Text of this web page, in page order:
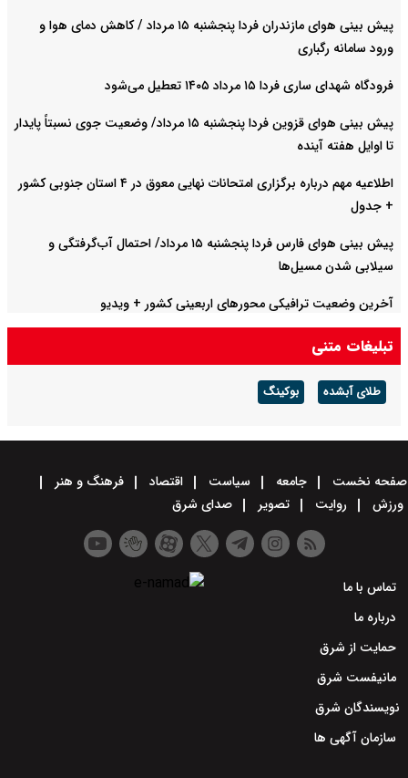
پیش بینی هوای مازندران فردا پنجشنبه ۱۵ مرداد / کاهش دمای هوا و
ورود سامانه رگباری
فرودگاه شهدای ساری فردا ۱۵ مرداد ۱۴۰۵ تعطیل می‌شود
پیش بینی هوای قزوین فردا پنجشنبه ۱۵ مرداد/ وضعیت جوی نسبتاً پایدار
تا اوایل هفته آینده
اطلاعیه مهم درباره برگزاری امتحانات نهایی معوق در ۴ استان جنوبی کشور
+ جدول
پیش بینی هوای فارس فردا پنجشنبه ۱۵ مرداد/ احتمال آب‌گرفتگی و
سیلابی شدن مسیل‌ها
آخرین وضعیت ترافیکی محورهای اربعینی کشور + ویدیو
تبلیغات متنی
طلای آبشده بوکینگ
صفحه نخست جامعه سیاست اقتصاد
فرهنگ و هنر
ورزش
روایت تصویر صدای شرق
تماس با ما
درباره ما
حمایت از شرق
مانیفست شرق
نویسندگان شرق
سازمان آگهی ها